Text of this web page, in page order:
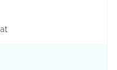
Kulttuuri ja